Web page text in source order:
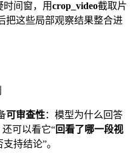
间窗，用crop_video截取片
把这些局部观察结果整合进
可审查性：模型为什么回答
可以看它“回看了哪一段视
持结论”。